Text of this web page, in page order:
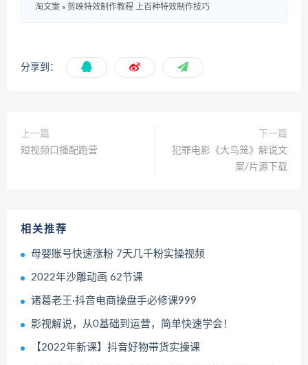
淘文案 » 剪映特效制作教程 上百种特效制作技巧
分享到：
上一篇
短视频口播配跑营
下一篇
犯罪电影《大鸟笼》解说文
案/片源下载
相关推荐
母婴账号快速涨粉 7天几千粉实操视频
2022年沙雕动画 62节课
诸葛老王·抖音电商操盘手必修课999
影视解说，从0基础到运营，简单快速学会！
【2022年新课】抖音好物带货实操课